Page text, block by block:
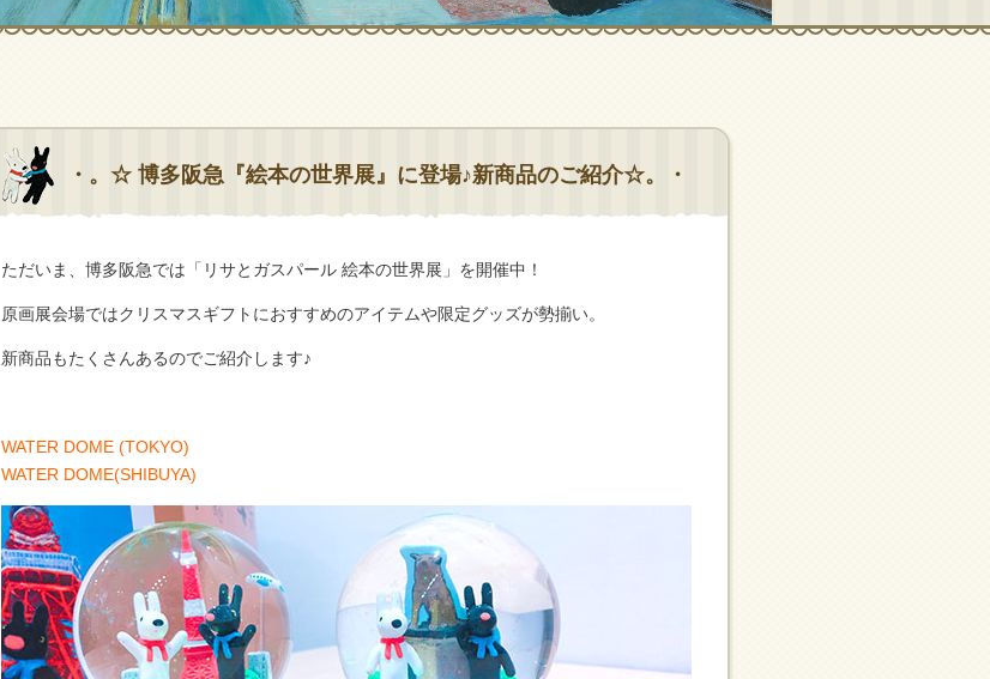
・。☆ 博多阪急『絵本の世界展』に登場♪新商品のご紹介☆。・
ただいま、博多阪急では「リサとガスパール 絵本の世界展」を開催中！
原画展会場ではクリスマスギフトにおすすめのアイテムや限定グッズが勢揃い。
新商品もたくさんあるのでご紹介します♪
WATER DOME (TOKYO)
WATER DOME(SHIBUYA)